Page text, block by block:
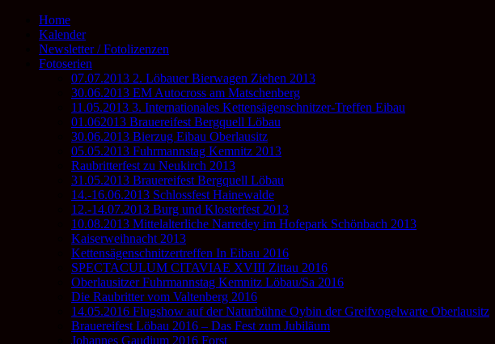
Home
Kalender
Newsletter / Fotolizenzen
Fotoserien
07.07.2013 2. Löbauer Bierwagen Ziehen 2013
30.06.2013 EM Autocross am Matschenberg
11.05.2013 3. Internationales Kettensägenschnitzer-Treffen Eibau
01.062013 Brauereifest Bergquell Löbau
30.06.2013 Bierzug Eibau Oberlausitz
05.05.2013 Fuhrmannstag Kemnitz 2013
Raubritterfest zu Neukirch 2013
31.05.2013 Brauereifest Bergquell Löbau
14.-16.06.2013 Schlossfest Hainewalde
12.-14.07.2013 Burg und Klosterfest 2013
10.08.2013 Mittelalterliche Narredey im Hofepark Schönbach 2013
Kaiserweihnacht 2013
Kettensägenschnitzertreffen In Eibau 2016
SPECTACULUM CITAVIAE XVIII Zittau 2016
Oberlausitzer Fuhrmannstag Kemnitz Löbau/Sa 2016
Die Raubritter vom Valtenberg 2016
14.05.2016 Flugshow auf der Naturbühne Oybin der Greifvogelwarte Oberlausitz
Brauereifest Löbau 2016 – Das Fest zum Jubiläum
Johannes Gaudium 2016 Forst